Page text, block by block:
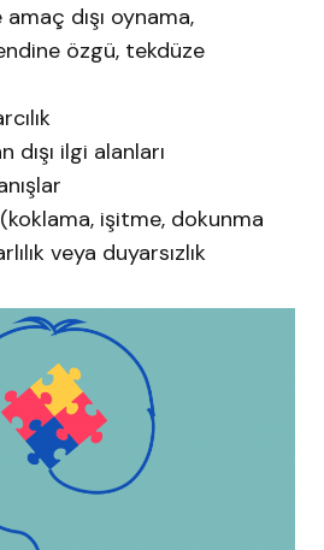
dışı oynama,
özgü, tekdüze
dışı ilgi alanları
işitme, dokunma
veya duyarsızlık